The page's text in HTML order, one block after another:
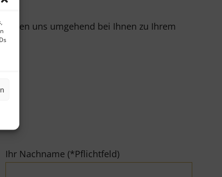
uns umgehend bei Ihnen zu Ihrem
Ihr Nachname (*Pflichtfeld)